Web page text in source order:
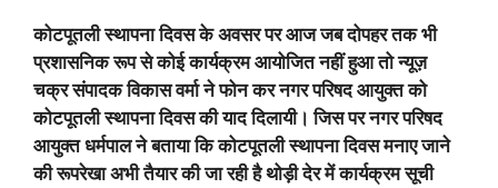
कोटपूतली स्थापना दिवस के अवसर पर आज जब दोपहर तक भी
प्रशासनिक रूप से कोई कार्यक्रम आयोजित नहीं हुआ तो न्यूज़
चक्र संपादक विकास वर्मा ने फोन कर नगर परिषद आयुक्त को
कोटपूतली स्थापना दिवस की याद दिलायी। जिस पर नगर परिषद
आयुक्त धर्मपाल ने बताया कि कोटपूतली स्थापना दिवस मनाए जाने
की रूपरेखा अभी तैयार की जा रही है थोड़ी देर में कार्यक्रम सूची